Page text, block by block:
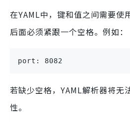
在YAML中，键和值之间需要使
后面必须紧跟一个空格。例如：
port: 8082
若缺少空格，YAML解析器将无
性。